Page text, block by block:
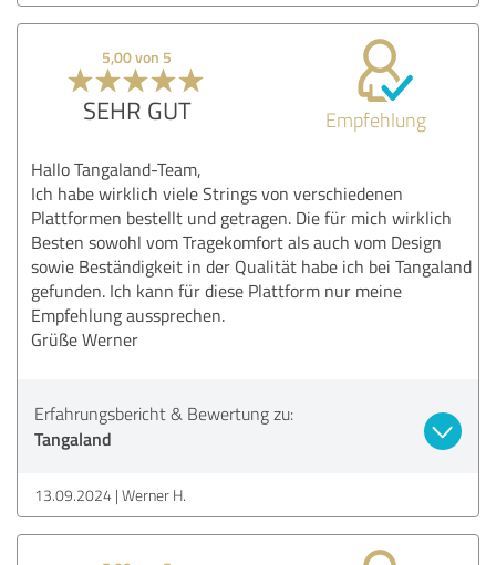
5,00 von 5
SEHR GUT Empfehlung
Hallo Tangaland-Team,
Ich habe wirklich viele Strings von verschiedenen
Plattformen bestellt und getragen. Die für mich wirklich
Besten sowohl vom Tragekomfort als auch vom Design
sowie Beständigkeit in der Qualität habe ich bei Tangaland
gefunden. Ich kann für diese Plattform nur meine
Empfehlung aussprechen.
Grüße Werner
Erfahrungsbericht & Bewertung zu:
Tangaland
13.09.2024 Werner H.